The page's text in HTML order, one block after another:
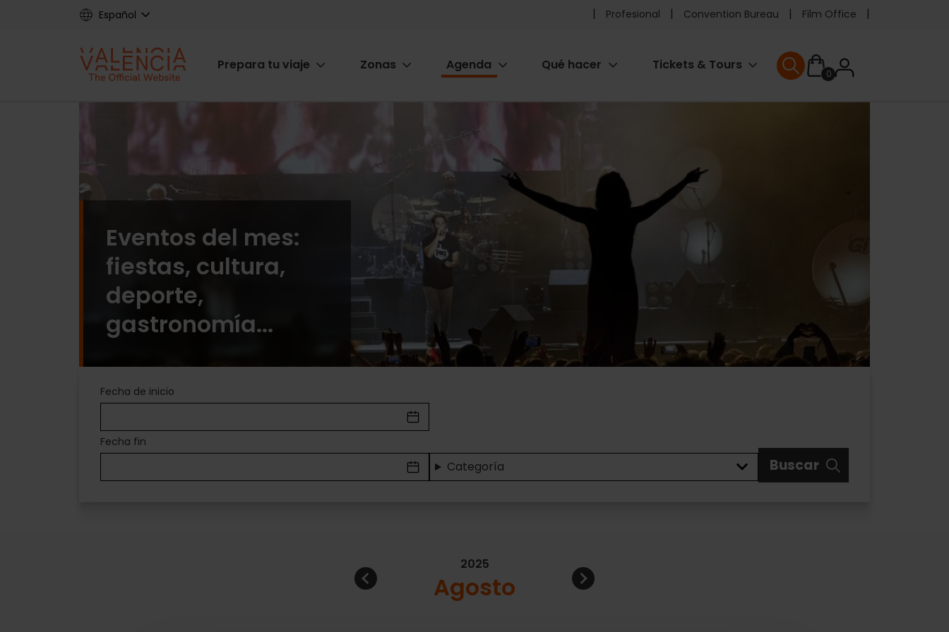
Español
Pre
header
Profesional Convention Bureau Film Office
Main
navigation
Prepara tu viaje Zonas Agenda Qué hacer Tickets & Tours
0User
User menu
Eventos del mes:
fiestas, cultura,
deporte,
gastronomía...
Agenda
convention
bureau
Fecha de inicio
Fecha fin
Categoría Buscar
2025
Agosto